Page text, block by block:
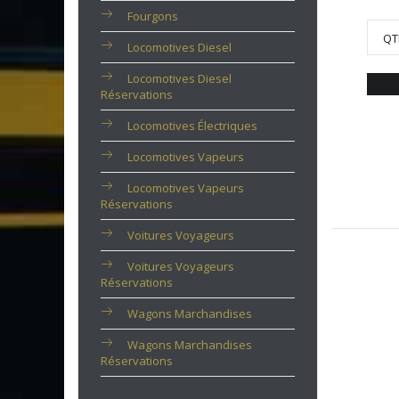
Fourgons
Locomotives Diesel
Locomotives Diesel
Réservations
Locomotives Électriques
Locomotives Vapeurs
Locomotives Vapeurs
Réservations
Voitures Voyageurs
Voitures Voyageurs
Réservations
Wagons Marchandises
Wagons Marchandises
Réservations